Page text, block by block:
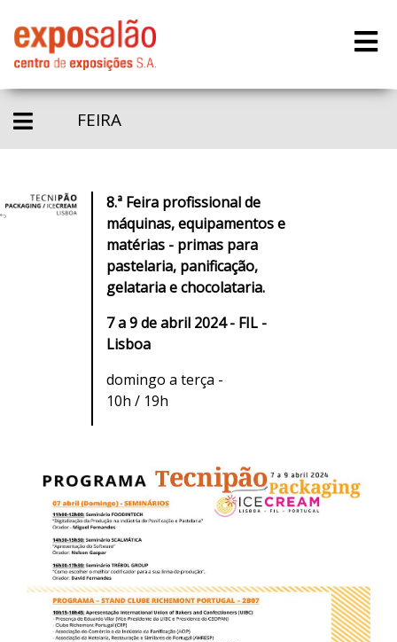
FEIRA
8.ª Feira profissional de
máquinas, equipamentos e
matérias - primas para
pastelaria, panificação,
gelataria e chocolataria.
7 a 9 de abril 2024 - FIL -
Lisboa
domingo a terça -
10h / 19h